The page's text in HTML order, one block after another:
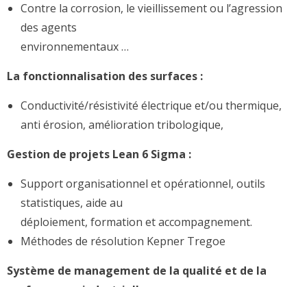
Contre la corrosion, le vieillissement ou l’agression
des agents
environnementaux …
La fonctionnalisation des surfaces :
Conductivité/résistivité électrique et/ou thermique,
anti érosion, amélioration tribologique,
Gestion de projets Lean 6 Sigma :
Support organisationnel et opérationnel, outils
statistiques, aide au
déploiement, formation et accompagnement.
Méthodes de résolution Kepner Tregoe
Système de management de la qualité et de la